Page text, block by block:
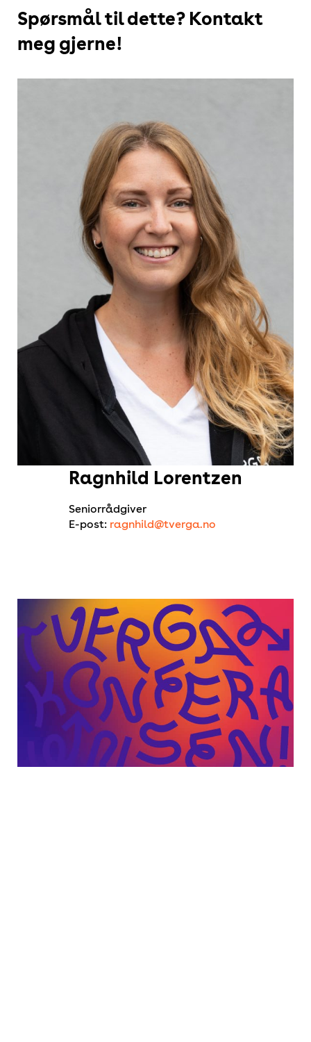
Spørsmål til dette? Kontakt
meg gjerne!
Ragnhild Lorentzen
Seniorrådgiver
E-post: ragnhild@tverga.no